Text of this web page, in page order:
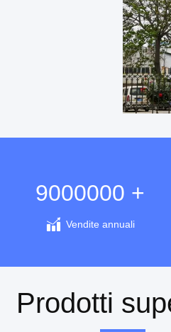
9000000 +
Vendite annuali
Prodotti